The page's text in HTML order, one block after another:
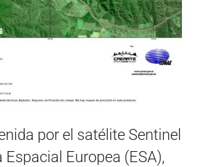
por el satélite Sentinel
Espacial Europea (ESA),